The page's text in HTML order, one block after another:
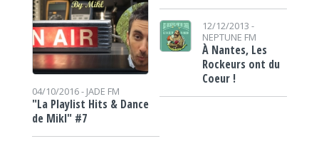
04/10/2016 - JADE FM
"La Playlist Hits & Dance
de Mikl" #7
12/12/2013 -
NEPTUNE FM
À Nantes, Les
Rockeurs ont du
Coeur !